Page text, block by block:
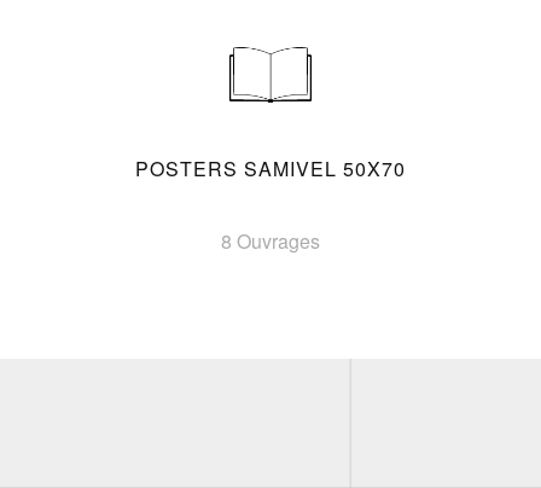
POSTERS SAMIVEL 50X70
8 Ouvrages